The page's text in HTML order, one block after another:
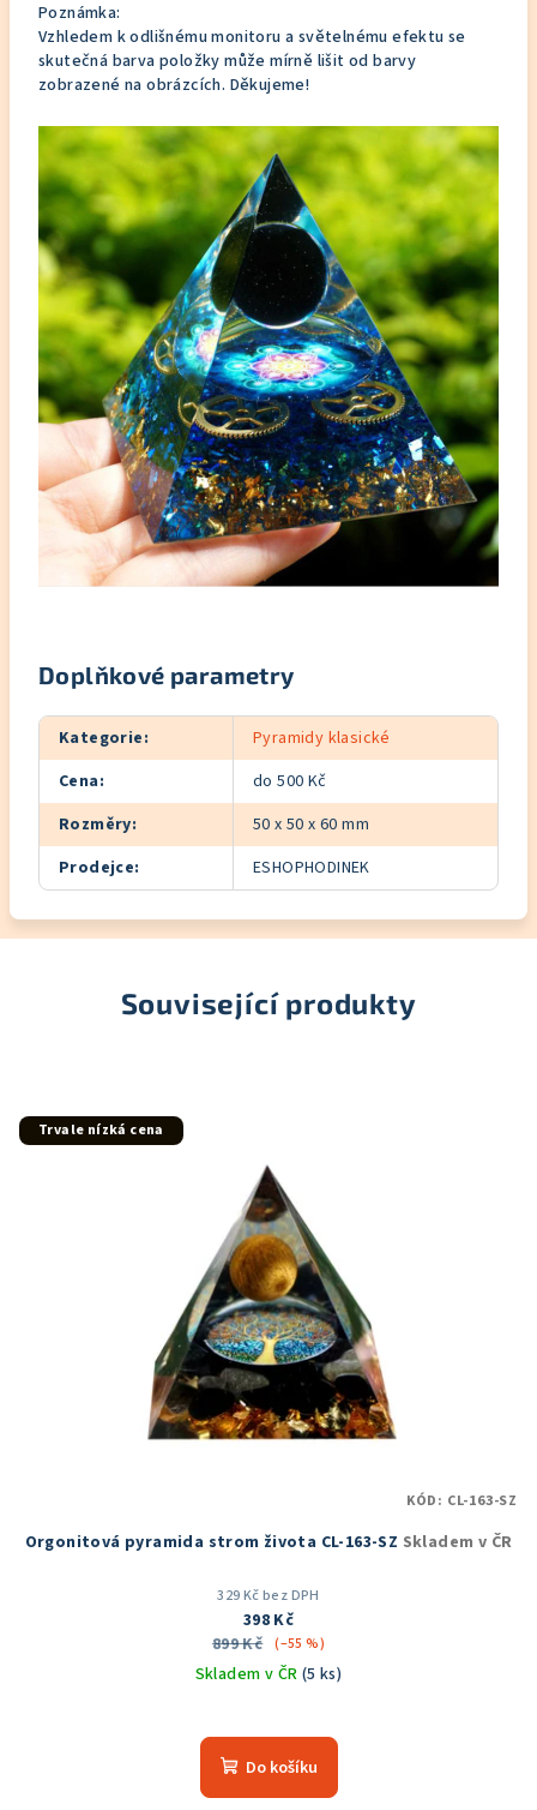
Poznámka:
Vzhledem k odlišnému monitoru a světelnému efektu se
skutečná barva položky může mírně lišit od barvy
zobrazené na obrázcích. Děkujeme!
Doplňkové parametry
Kategorie:
Pyramidy klasické
Cena:
do 500 Kč
Rozměry:
50 x 50 x 60 mm
Prodejce: ESHOPHODINEK
Související produkty
Trvale nízká cena
Orgonitová pyramida strom života CL-163-SZ Skladem v ČR
329 Kč bez DPH
398 Kč
899 Kč (–55 %)
Skladem v ČR (5 ks)
hodnocení
produktu
Do košíku
KÓD: CL-163-SZ